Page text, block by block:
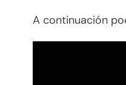
A continuación